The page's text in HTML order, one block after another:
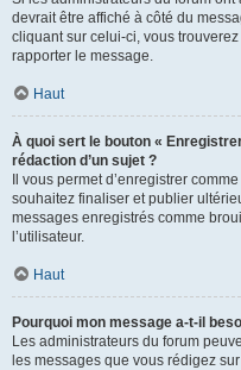
devrait être affiché à côté du
cliquant sur celui-ci, vous
rapporter le message.
Haut
À quoi sert le bouton «
rédaction d’un sujet ?
Il vous permet d’enregistrer
souhaitez finaliser et publier
messages enregistrés comme
l’utilisateur.
Haut
Pourquoi mon message a-t-il
Les administrateurs du forum
les messages que vous rédigez